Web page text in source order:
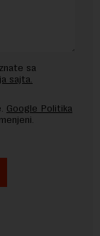
sa
sajta.
Google Politika